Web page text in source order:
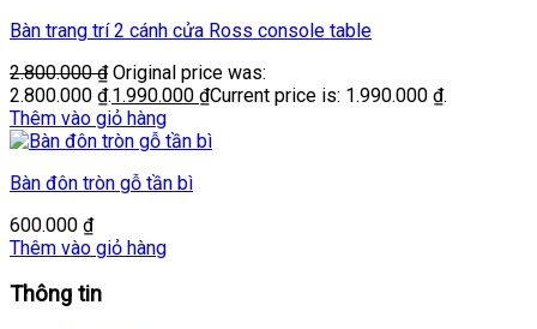
Bàn trang trí 2 cánh cửa Ross console table
2.800.000₫ Original price was:
2.800.000 ₫.1.990.000 ₫Current price is: 1.990.000 ₫.
Thêm vào giỏ hàng
Bàn đôn tròn gỗ tần bì
600.000 ₫
Thêm vào giỏ hàng
Thông tin